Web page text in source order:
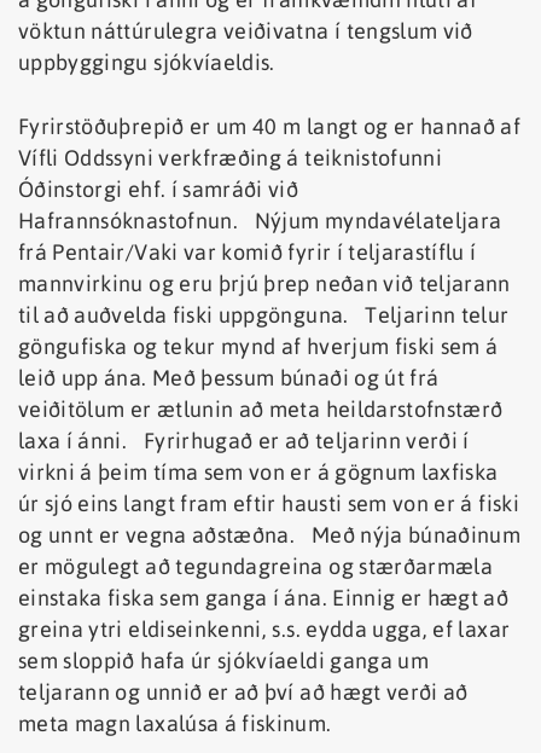
vöktun náttúrulegra veiðivatna í tengslum við
uppbyggingu sjókvíaeldis.
Fyrirstöðuþrepið er um 40 m langt og er hannað af
Vífli Oddssyni verkfræðing á teiknistofunni
Óðinstorgi ehf. í samráði við
Hafrannsóknastofnun. Nýjum myndavélateljara
frá Pentair/Vaki var komið fyrir í teljarastíflu í
mannvirkinu og eru þrjú þrep neðan við teljarann
til að auðvelda fiski uppgönguna. Teljarinn telur
göngufiska og tekur mynd af hverjum fiski sem á
leið upp ána. Með þessum búnaði og út frá
veiðitölum er ætlunin að meta heildarstofnstærð
laxa í ánni. Fyrirhugað er að teljarinn verði í
virkni á þeim tíma sem von er á gögnum laxfiska
úr sjó eins langt fram eftir hausti sem von er á fiski
og unnt er vegna aðstæðna. Með nýja búnaðinum
er mögulegt að tegundagreina og stærðarmæla
einstaka fiska sem ganga í ána. Einnig er hægt að
greina ytri eldiseinkenni, s.s. eydda ugga, ef laxar
sem sloppið hafa úr sjókvíaeldi ganga um
teljarann og unnið er að því að hægt verði að
meta magn laxalúsa á fiskinum.